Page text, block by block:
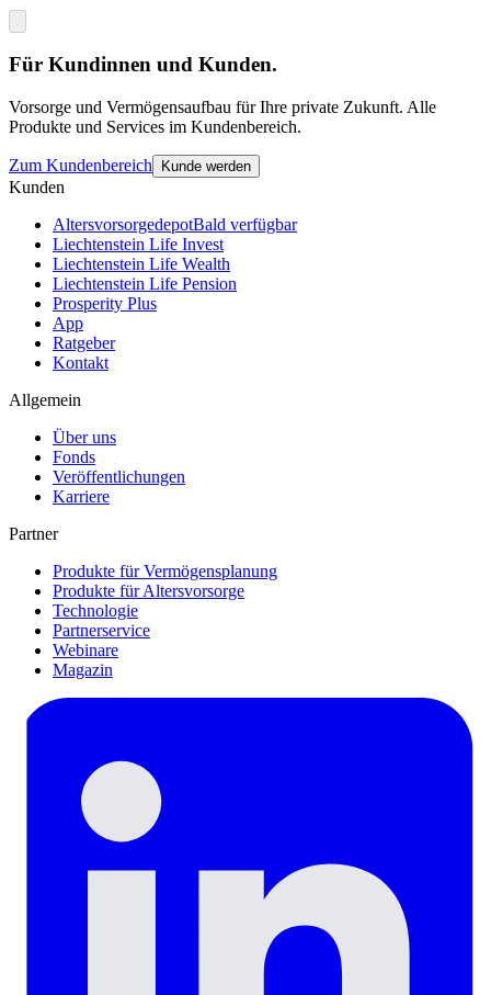
Für Kundinnen und Kunden.
Vorsorge und Vermögensaufbau für Ihre private Zukunft. Alle
Produkte und Services im Kundenbereich.
Zum Kundenbereich Kunde werden
Kunden
AltersvorsorgedepotBald verfügbar
Liechtenstein Life Invest
Liechtenstein Life Wealth
Liechtenstein Life Pension
Prosperity Plus
App
Ratgeber
Kontakt
Allgemein
Über uns
Fonds
Veröffentlichungen
Karriere
Partner
Produkte für Vermögensplanung
Produkte für Altersvorsorge
Technologie
Partnerservice
Webinare
Magazin